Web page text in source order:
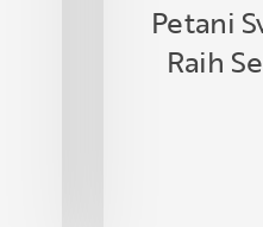
Petani
Raih